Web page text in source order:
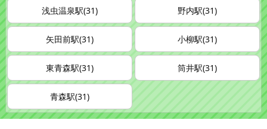
浅虫温泉駅(31) 野内駅(31)
矢田前駅(31) 小柳駅(31)
東青森駅(31) 筒井駅(31)
青森駅(31)